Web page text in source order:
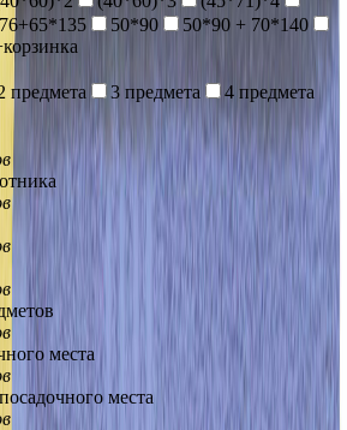
50*90
50*90 + 70*140
предмета 3 предмета
4 предмета
места
места